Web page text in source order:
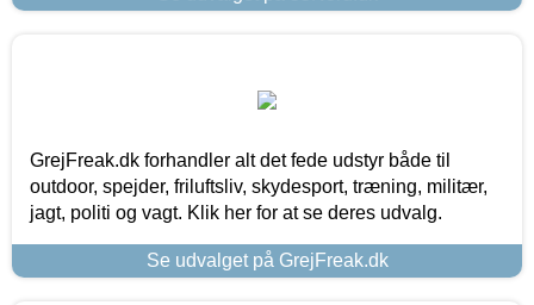
GrejFreak.dk forhandler alt det fede udstyr både til
outdoor, spejder, friluftsliv, skydesport, træning, militær,
jagt, politi og vagt. Klik her for at se deres udvalg.
Se udvalget på GrejFreak.dk